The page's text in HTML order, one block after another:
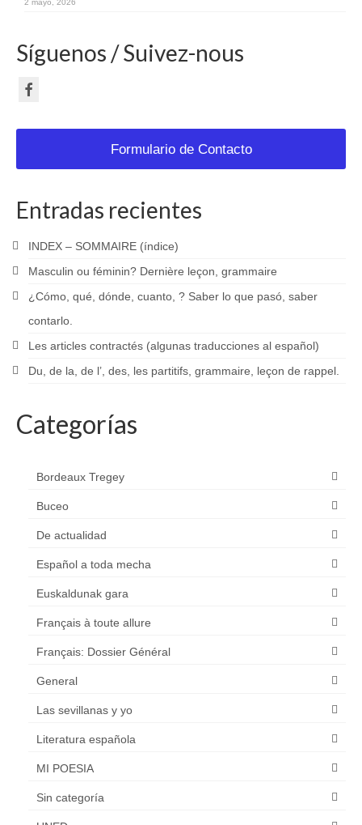
2 mayo, 2026
Síguenos / Suivez-nous
Formulario de Contacto
Entradas recientes
INDEX – SOMMAIRE (índice)
Masculin ou féminin? Dernière leçon, grammaire
¿Cómo, qué, dónde, cuanto, ? Saber lo que pasó, saber
contarlo.
Les articles contractés (algunas traducciones al español)
Du, de la, de l’, des, les partitifs, grammaire, leçon de rappel.
Categorías
Bordeaux Tregey
Buceo
De actualidad
Español a toda mecha
Euskaldunak gara
Français à toute allure
Français: Dossier Général
General
Las sevillanas y yo
Literatura española
MI POESIA
Sin categoría